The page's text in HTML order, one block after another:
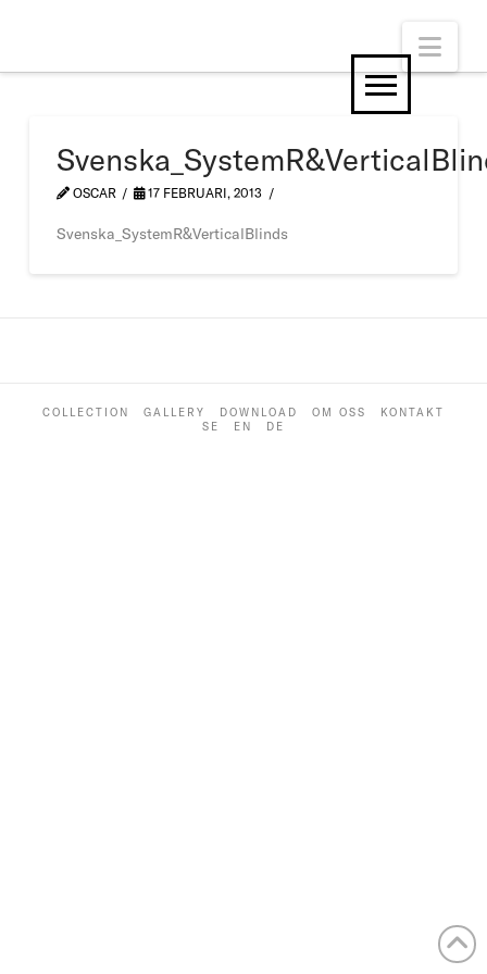
OSCAR 17 FEBRUARI, 2013
Svenska_SystemR&VerticalBlinds
COLLECTION GALLERY DOWNLOAD OM OSS
KONTAKT
SE
EN DE